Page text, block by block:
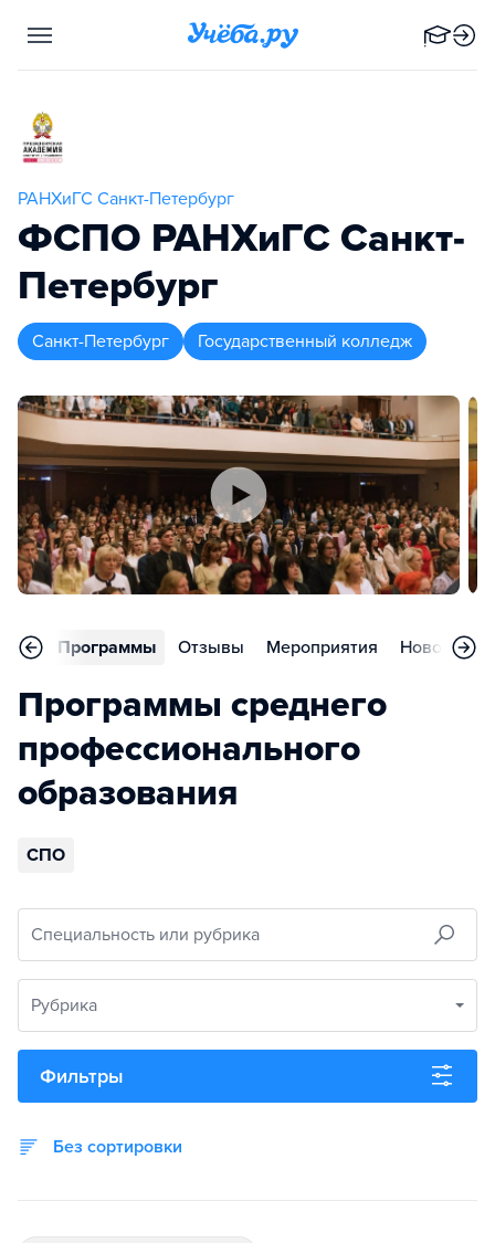
РАНХиГС Санкт-Петербург
ФСПО РАНХиГС Санкт-
Петербург
Санкт-Петербург Государственный колледж
Программы Отзывы Мероприятия Новости
Программы среднего
профессионального
образования
СПО
Специальность или рубрика
Рубрика
Фильтры
Без сортировки